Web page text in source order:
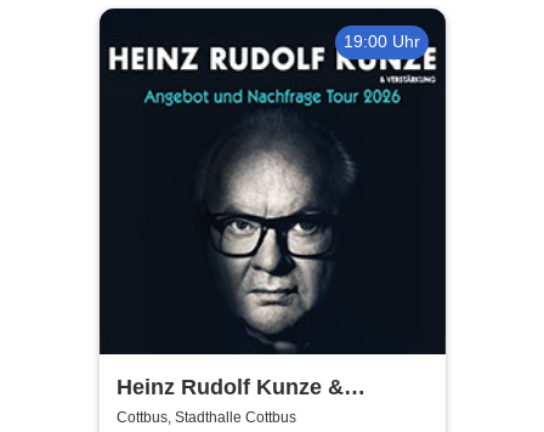
19:00 Uhr
Heinz Rudolf Kunze &
Verstärkung - Angebot und
Cottbus, Stadthalle Cottbus